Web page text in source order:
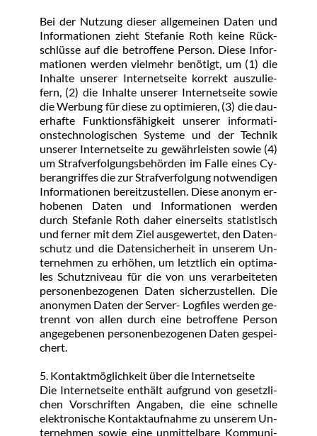
Bei der Nut­zung die­ser all­ge­mei­nen Da­ten und
In­for­ma­tio­nen zieht Ste­fa­nie Roth kei­ne Rück­
schlüs­se auf die be­trof­fe­ne Per­son. Die­se In­for­
ma­tio­nen wer­den viel­mehr be­nö­tigt, um (1) die
In­hal­te un­se­rer In­ter­net­sei­te kor­rekt aus­zu­lie­
fern, (2) die In­hal­te un­se­rer In­ter­net­sei­te so­wie
die Wer­bung für die­se zu op­ti­mie­ren, (3) die dau­
er­haf­te Funk­ti­ons­fä­hig­keit un­se­rer in­for­ma­ti­
ons­tech­no­lo­gi­schen Sys­te­me und der Tech­nik
un­se­rer In­ter­net­sei­te zu ge­währ­leis­ten so­wie (4)
um Straf­ver­fol­gungs­be­hör­den im Fal­le ei­nes Cy­
ber­an­grif­fes die zur Straf­ver­fol­gung not­wen­di­gen
In­for­ma­tio­nen be­reit­zu­stel­len. Die­se an­onym er­
ho­be­nen Da­ten und In­for­ma­tio­nen wer­den
durch Ste­fa­nie Roth da­her ei­ner­seits sta­tis­tisch
und fer­ner mit dem Ziel aus­ge­wer­tet, den Da­ten­
schutz und die Da­ten­si­cher­heit in un­se­rem Un­
ter­neh­men zu er­hö­hen, um letzt­lich ein op­ti­ma­
les Schutz­ni­veau für die von uns ver­ar­bei­te­ten
per­so­nen­be­zo­ge­nen Da­ten si­cher­zu­stel­len. Die
an­ony­men Da­ten der Ser­ver- Log­files wer­den ge­
trennt von al­len durch ei­ne be­trof­fe­ne Per­son
an­ge­ge­be­nen per­so­nen­be­zo­ge­nen Da­ten ge­spei­
chert.
5. Kon­takt­mög­lich­keit über die In­ter­net­sei­te
Die In­ter­net­sei­te ent­hält auf­grund von ge­setz­li­
chen Vor­schrif­ten An­ga­ben, die ei­ne schnel­le
elek­tro­ni­sche Kon­takt­auf­nah­me zu un­se­rem Un­
ter­neh­men so­wie ei­ne un­mit­tel­ba­re Kom­mu­ni­